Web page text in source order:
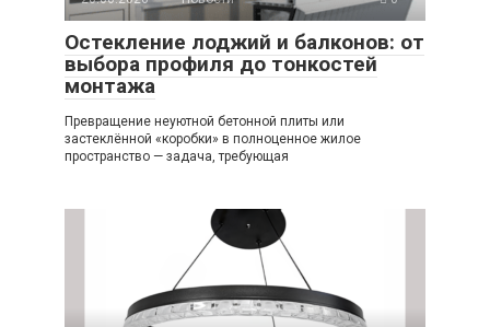
Остекление лоджий и балконов: от
выбора профиля до тонкостей
монтажа
Превращение неуютной бетонной плиты или
застеклённой «коробки» в полноценное жилое
пространство — задача, требующая